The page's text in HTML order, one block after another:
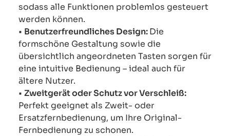
sodass alle Funktionen problemlos gesteuert
werden können.
• Benutzerfreundliches Design:Die
formschöne Gestaltung sowie die
übersichtlich angeordneten Tasten sorgen für
eine intuitive Bedienung – ideal auch für
ältere Nutzer.
• Zweitgerät oder Schutz vor Verschleiß:
Perfekt geeignet als Zweit- oder
Ersatzfernbedienung, um Ihre Original-
Fernbedienung zu schonen.